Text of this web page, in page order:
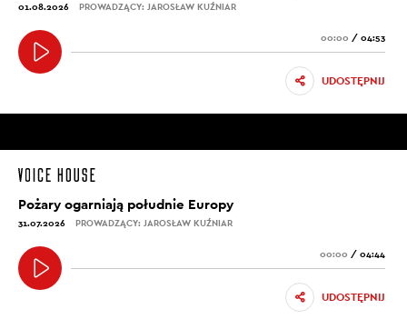
01.08.2026 PROWADZĄCY: JAROSŁAW KUŹNIAR
00:00 / 04:53
UDOSTĘPNIJ
Pożary ogarniają południe Europy
31.07.2026 PROWADZĄCY: JAROSŁAW KUŹNIAR
00:00 / 04:44
UDOSTĘPNIJ